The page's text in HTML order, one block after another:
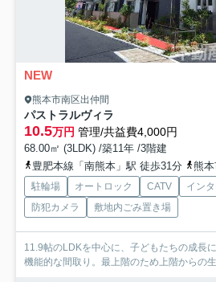
NEW
熊本市南区出仲間
パストラルヴィラ
10.5万円 管理/共益費4,000円
68.00㎡ (3LDK) /築11年 /3階建
豊肥本線「南熊本」駅 徒歩31分
熊本市
駐輪場 オートロック CATV
イン
防犯カメラ
敷地内ごみ置き場
11.9帖のLDKを中心に、子どもたちの成長
機能的な間取り。最上階のため上階からの